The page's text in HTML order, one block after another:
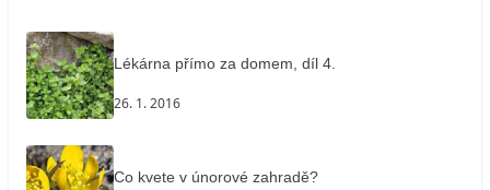
Lékárna přímo za domem, díl 4.
26. 1. 2016
Co kvete v únorové zahradě?